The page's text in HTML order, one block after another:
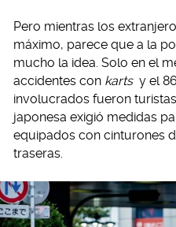
Pero mientras los
máximo, parece que a la
mucho la idea. Solo en el
accidentes con karts y el
involucrados fueron
japonesa exigió medidas
equipados con cinturones
traseras.